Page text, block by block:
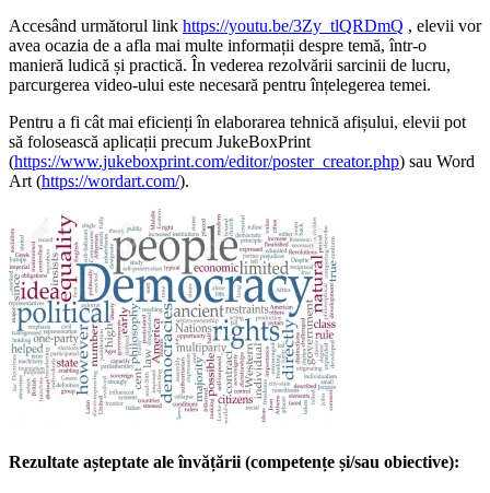
Accesând următorul link https://youtu.be/3Zy_tlQRDmQ , elevii vor
avea ocazia de a afla mai multe informații despre temă, într-o
manieră ludică și practică. În vederea rezolvării sarcinii de lucru,
parcurgerea video-ului este necesară pentru înțelegerea temei.
Pentru a fi cât mai eficienți în elaborarea tehnică afișului, elevii pot
să folosească aplicații precum JukeBoxPrint
(https://www.jukeboxprint.com/editor/poster_creator.php) sau Word
Art (https://wordart.com/).
Rezultate așteptate ale învățării (competențe și/sau obiective):